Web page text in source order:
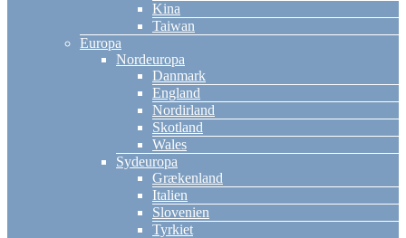
Kina
Taiwan
Europa
Nordeuropa
Danmark
England
Nordirland
Skotland
Wales
Sydeuropa
Grækenland
Italien
Slovenien
Tyrkiet